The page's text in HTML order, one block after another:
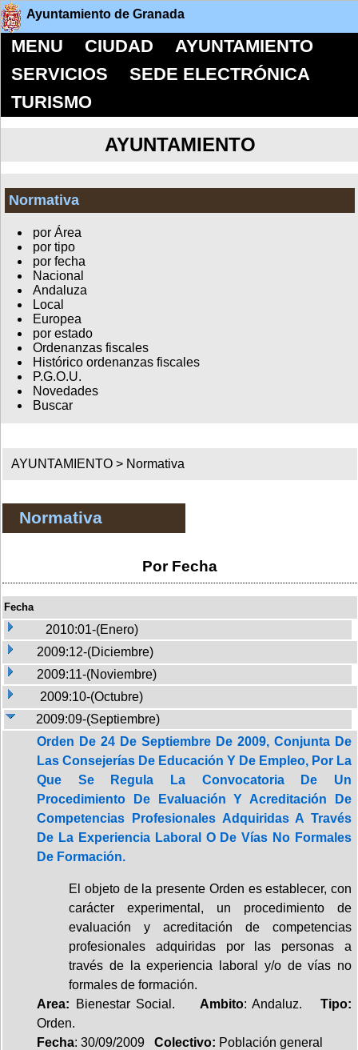
Ayuntamiento de Granada
MENU CIUDAD
AYUNTAMIENTO
SERVICIOS
SEDE ELECTRÓNICA
TURISMO
AYUNTAMIENTO
Normativa
por Área
por tipo
por fecha
Nacional
Andaluza
Local
Europea
por estado
Ordenanzas fiscales
Histórico ordenanzas fiscales
P.G.O.U.
Novedades
Buscar
AYUNTAMIENTO > Normativa
Normativa
Por Fecha
Fecha
2010:01-(Enero)
2009:12-(Diciembre)
2009:11-(Noviembre)
2009:10-(Octubre)
2009:09-(Septiembre)
Orden De 24 De Septiembre De 2009, Conjunta De
Las Consejerías De Educación Y De Empleo, Por La
Que Se Regula La Convocatoria De Un
Procedimiento De Evaluación Y Acreditación De
Competencias Profesionales Adquiridas A Través
De La Experiencia Laboral O De Vías No Formales
De Formación.
El objeto de la presente Orden es establecer, con
carácter experimental, un procedimiento de
evaluación y acreditación de competencias
profesionales adquiridas por las personas a
través de la experiencia laboral y/o de vías no
formales de formación.
Area: Bienestar Social. Ambito: Andaluz.Tipo:
Orden.
Fecha: 30/09/2009 Colectivo: Población general